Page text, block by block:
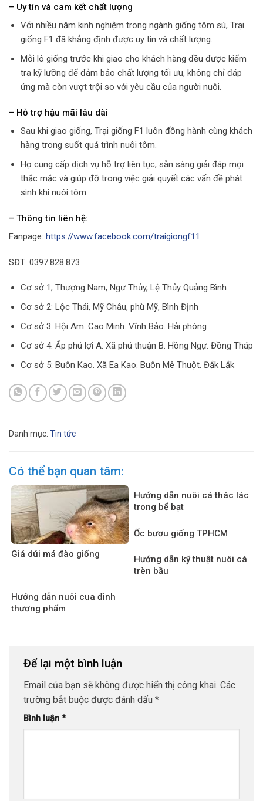
– Uy tín và cam kết chất lượng
Với nhiều năm kinh nghiệm trong ngành giống tôm sú, Trại
giống F1 đã khẳng định được uy tín và chất lượng.
Mỗi lô giống trước khi giao cho khách hàng đều được kiểm
tra kỹ lưỡng để đảm bảo chất lượng tối ưu, không chỉ đáp
ứng mà còn vượt trội so với yêu cầu của người nuôi.
– Hỗ trợ hậu mãi lâu dài
Sau khi giao giống, Trại giống F1 luôn đồng hành cùng khách
hàng trong suốt quá trình nuôi tôm.
Họ cung cấp dịch vụ hỗ trợ liên tục, sẵn sàng giải đáp mọi
thắc mắc và giúp đỡ trong việc giải quyết các vấn đề phát
sinh khi nuôi tôm.
– Thông tin liên hệ:
Fanpage: https://www.facebook.com/traigiongf11
SĐT: 0397.828.873
Cơ sở 1; Thượng Nam, Ngư Thủy, Lệ Thủy Quảng Bình
Cơ sở 2: Lộc Thái, Mỹ Châu, phù Mỹ, Bình Định
Cơ sở 3: Hội Am. Cao Minh. Vĩnh Bảo. Hải phòng
Cơ sở 4: Ấp phú lợi A. Xã phú thuận B. Hồng Ngự. Đồng Tháp
Cơ sở 5: Buôn Kao. Xã Ea Kao. Buôn Mê Thuột. Đắk Lắk
Danh mục: Tin tức
Có thể bạn quan tâm:
Giá dúi má đào giống
Hướng dẫn nuôi cá thác lác
trong bể bạt
Ốc bươu giống TPHCM
Hướng dẫn kỹ thuật nuôi cá
trèn bầu
Hướng dẫn nuôi cua đinh
thương phẩm
Để lại một bình luận
Email của bạn sẽ không được hiển thị công khai. Các
trường bắt buộc được đánh dấu *
Bình luận *